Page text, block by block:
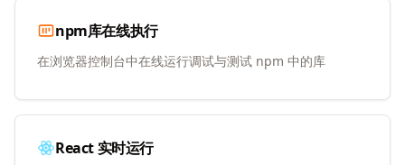
npm库在线执行
在浏览器控制台中在线运行调试与测试 npm 中的库
React 实时运行